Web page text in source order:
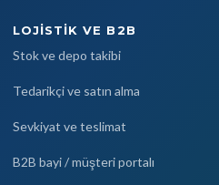
LOJISTIK VE B2B
Stok ve depo takibi
Tedarikçi ve satın alma
Sevkiyat ve teslimat
B2B bayi / müşteri portalı